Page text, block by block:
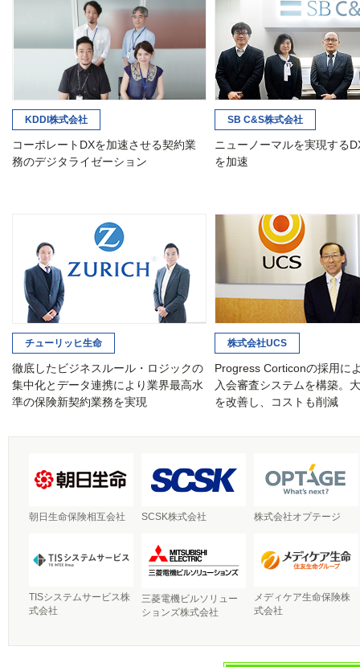
KDDI株式会社
コーポレートDXを加速させる契約業
務のデジタライゼーション
SB C&S株式会社
ニューノーマルを実現する
を加速
チューリッヒ生命
徹底したビジネスルール・ロジックの
集中化とデータ連携により業界最高水
準の保険新契約業務を実現
株式会社UCS
Progress Corticonの採用に
入会審査システムを構築。
を改善し、コストも削減
朝日生命保険相互会社 SCSK株式会社 株式会社オプテージ
TISシステムサービス株
式会社
三菱電機ビルソリュー
ションズ株式会社
メディケア生命保険株
式会社